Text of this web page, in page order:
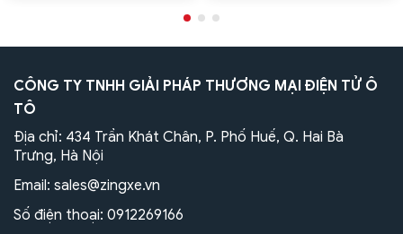
CÔNG TY TNHH GIẢI PHÁP THƯƠNG MẠI ĐIỆN TỬ Ô
TÔ
Địa chỉ: 434 Trần Khát Chân, P. Phố Huế, Q. Hai Bà
Trưng, Hà Nội
Email: sales@zingxe.vn
Số điện thoại: 0912269166